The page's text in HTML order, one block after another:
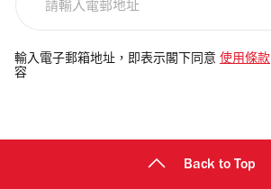
電
郵
輸入電子郵箱地址，即表示閣下同意 使用條款
容
Back to Top